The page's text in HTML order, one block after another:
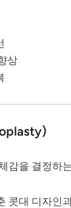
상
감을 결정하
콧대 디자인